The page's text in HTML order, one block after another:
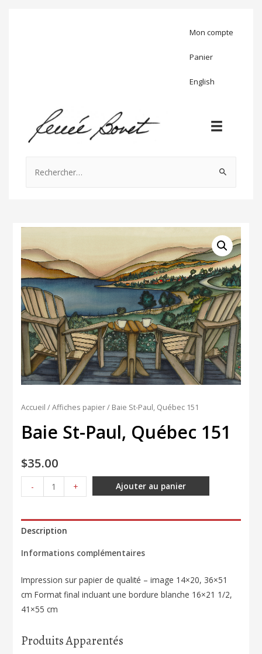
Mon compte
Panier
English
Accueil /Affiches papier/ Baie St-Paul, Québec 151
Baie St-Paul, Québec 151
$35.00
-
de
St-
Québec
+ Ajouter au panier
Description
Informations complémentaires
Impression sur papier de qualité – image 14×20, 36×51
cm Format final incluant une bordure blanche 16×21 1/2,
41×55 cm
Produits Apparentés